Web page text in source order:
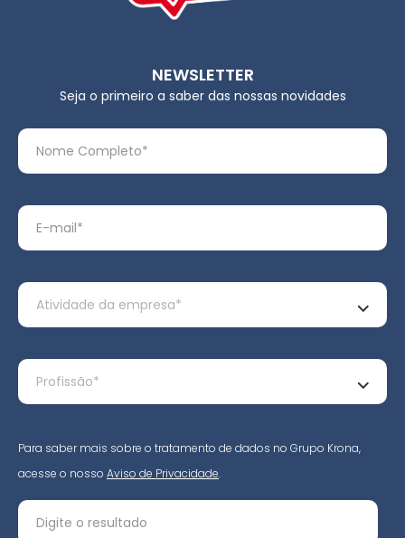
NEWSLETTER
Seja o primeiro a saber das nossas novidades
Para saber mais sobre o tratamento de dados no Grupo Krona,
acesse o nosso Aviso de Privacidade.